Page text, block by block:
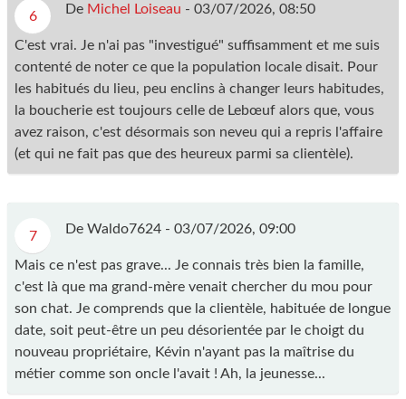
6 De Michel Loiseau - 03/07/2026, 08:50
C'est vrai. Je n'ai pas "investigué" suffisamment et me suis
contenté de noter ce que la population locale disait. Pour
les habitués du lieu, peu enclins à changer leurs habitudes,
la boucherie est toujours celle de Lebœuf alors que, vous
avez raison, c'est désormais son neveu qui a repris l'affaire
(et qui ne fait pas que des heureux parmi sa clientèle).
7 De Waldo7624 - 03/07/2026, 09:00
Mais ce n'est pas grave... Je connais très bien la famille,
c'est là que ma grand-mère venait chercher du mou pour
son chat. Je comprends que la clientèle, habituée de longue
date, soit peut-être un peu désorientée par le choigt du
nouveau propriétaire, Kévin n'ayant pas la maîtrise du
métier comme son oncle l'avait ! Ah, la jeunesse...